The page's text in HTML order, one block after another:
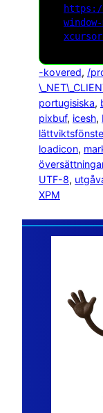
-kovered, /
portugisiska,
pixbuf, icesh,
loadicon,
UTF-8,
XPM